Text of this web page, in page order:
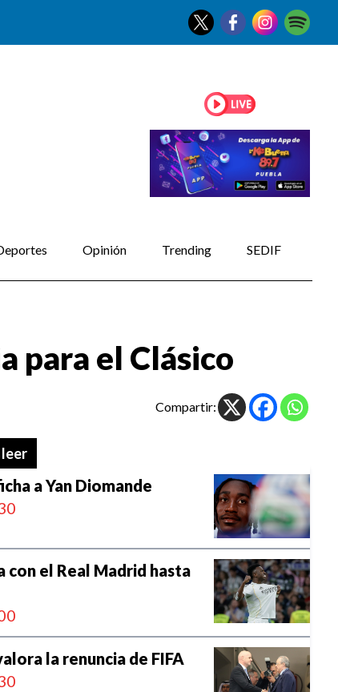
Opinión Trending SEDIF
para el Clásico
Compartir:
leer
a Yan Diomande
con el Real Madrid hasta
la renuncia de FIFA